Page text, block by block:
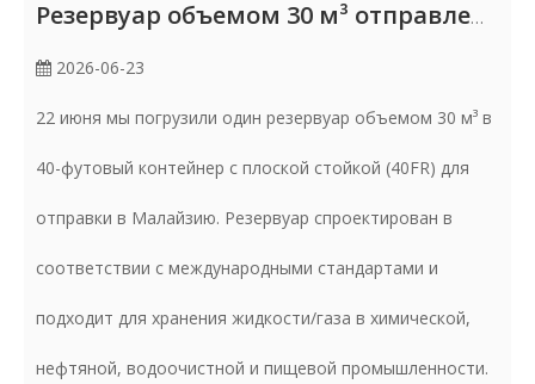
Резервуар объемом 30 м³ отправлен в Малайзию
2026-06-23
22 июня мы погрузили один резервуар объемом 30 м³ в
40-футовый контейнер с плоской стойкой (40FR) для
отправки в Малайзию. Резервуар спроектирован в
соответствии с международными стандартами и
подходит для хранения жидкости/газа в химической,
нефтяной, водоочистной и пищевой промышленности.